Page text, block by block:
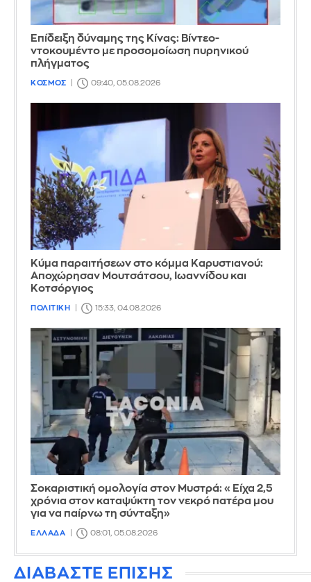
Επίδειξη δύναμης της Κίνας: Βίντεο-
ντοκουμέντο με προσομοίωση πυρηνικού
πλήγματος
ΚΟΣΜΟΣ 09:40, 05.08.2026
Κύμα παραιτήσεων στο κόμμα Καρυστιανού:
Αποχώρησαν Μουτσάτσου, Ιωαννίδου και
Κοτσόργιος
ΠΟΛΙΤΙΚΗ 15:33, 04.08.2026
Σοκαριστική ομολογία στον Μυστρά: «Είχα 2,5
χρόνια στον καταψύκτη τον νεκρό πατέρα μου
για να παίρνω τη σύνταξη»
ΕΛΛΑΔΑ 08:01, 05.08.2026
ΔΙΑΒΑΣΤΕ ΕΠΙΣΗΣ